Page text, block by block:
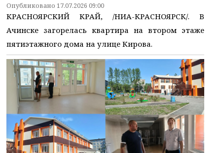
Опубликовано 17.07.2026 09:00
КРАСНОЯРСКИЙ КРАЙ, /НИА-КРАСНОЯРСК/. В
Ачинске загорелась квартира на втором этаже
пятиэтажного дома на улице Кирова.